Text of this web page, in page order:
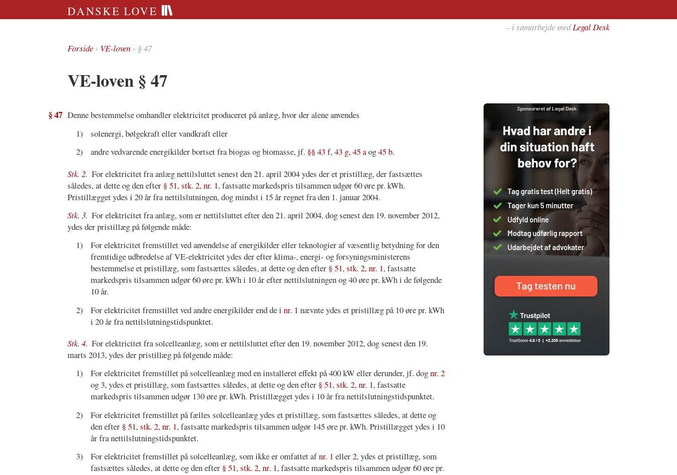
DANSKE LOVE
– i samarbejde medLegal Desk
Forside› VE-loven› § 47
VE-loven § 47
§ 47 Denne bestemmelse omhandler elektricitet produceret på anlæg, hvor der alene anvendes
1)
solenergi, bølgekraft eller vandkraft eller
2)
andre vedvarende energikilder bortset fra biogas og biomasse, jf. §§ 43 f,43 g,45 aog45 b.
Stk. 2. For elektricitet fra anlæg nettilsluttet senest den 21. april 2004 ydes der et pristillæg, der fastsættes
således, at dette og den efter § 51, stk. 2, nr. 1, fastsatte markedspris tilsammen udgør 60 øre pr. kWh.
Pristillægget ydes i 20 år fra nettilslutningen, dog mindst i 15 år regnet fra den 1. januar 2004.
Stk. 3. For elektricitet fra anlæg, som er nettilsluttet efter den 21. april 2004, dog senest den 19. november 2012,
ydes der pristillæg på følgende måde:
1)
For elektricitet fremstillet ved anvendelse af energikilder eller teknologier af væsentlig betydning for den
fremtidige udbredelse af VE-elektricitet ydes der efter klima-, energi- og forsyningsministerens
bestemmelse et pristillæg, som fastsættes således, at dette og den efter § 51, stk. 2, nr. 1, fastsatte
markedspris tilsammen udgør 60 øre pr. kWh i 10 år efter nettilslutningen og 40 øre pr. kWh i de følgende
10 år.
2)
For elektricitet fremstillet ved andre energikilder end de i nr. 1 nævnte ydes et pristillæg på 10 øre pr. kWh
i 20 år fra nettilslutningstidspunktet.
Stk. 4. For elektricitet fra solcelleanlæg, som er nettilsluttet efter den 19. november 2012, dog senest den 19.
marts 2013, ydes der pristillæg på følgende måde:
1)
For elektricitet fremstillet på solcelleanlæg med en installeret effekt på 400 kW eller derunder, jf. dognr. 2
og3, ydes et pristillæg, som fastsættes således, at dette og den efter § 51, stk. 2, nr. 1, fastsatte
markedspris tilsammen udgør 130 øre pr. kWh. Pristillægget ydes i 10 år fra nettilslutningstidspunktet.
2)
For elektricitet fremstillet på fælles solcelleanlæg ydes et pristillæg, som fastsættes således, at dette og
den efter § 51, stk. 2, nr. 1, fastsatte markedspris tilsammen udgør 145 øre pr. kWh. Pristillægget ydes i 10
år fra nettilslutningstidspunktet.
3)
For elektricitet fremstillet på solcelleanlæg, som ikke er omfattet afnr. 1 eller2, ydes et pristillæg, som
fastsættes således, at dette og den efter § 51, stk. 2, nr. 1, fastsatte markedspris tilsammen udgør 60 øre pr.